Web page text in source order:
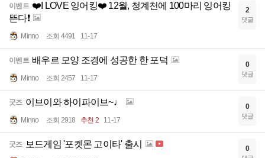
이벤트 ❤️I LOVE 잉어킹❤️ 12월, 청계천에 100마리 잉어킹
뜬다❗️
Minno 조회 4491 11-17
2
댓글
이벤트 배우르 모양 조경에 성공한 한 포덕
Minno 조회 2457 11-17
0
댓글
굿즈 이브이와 하이파이브~♩
Minno 조회 2918 추천 2 11-17
0
댓글
굿즈 보드게임 '포켓몬 고이타' 출시 0